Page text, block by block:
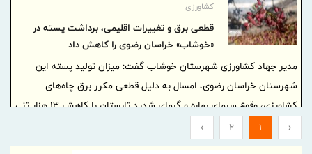
کشاورزی
قطعی برق و تغییرات اقلیمی، برداشت پسته در
«خوشاب» خراسان رضوی را کاهش داد
مدیر جهاد کشاورزی شهرستان خوشاب گفت: میزان تولید پسته این
شهرستان خراسان رضوی، امسال به دلیل قطعی مکرر برق چاه‌های
کشاورزی، وقوع سرمای بهاره و گرمای شدید تابستان با کاهش ۱۳ هزار تنی
به ۲۰ هزار تن رسید.‹
1
2
›